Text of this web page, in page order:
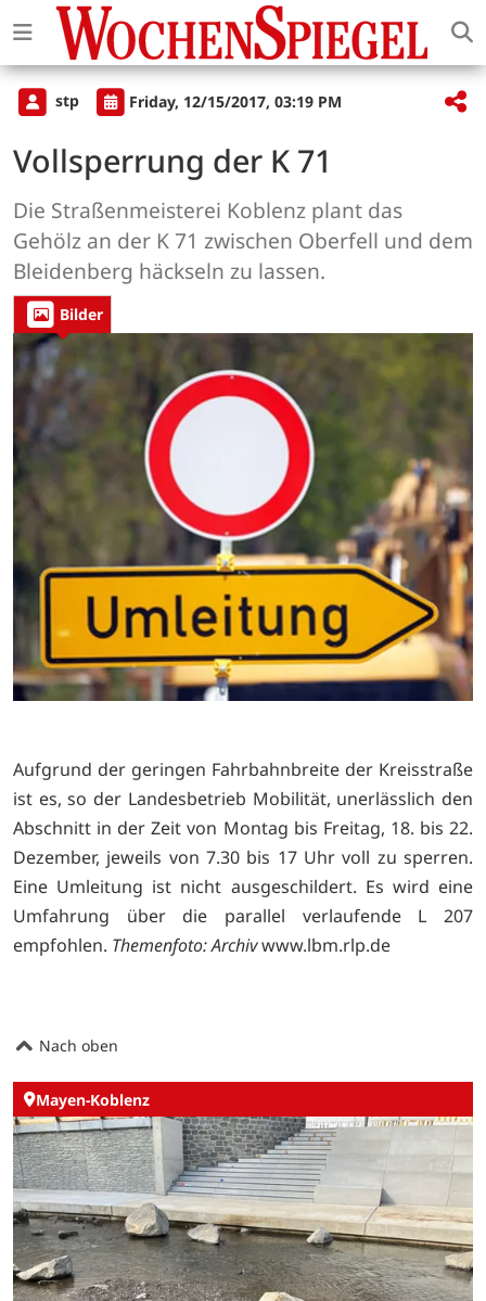
stp Friday, 12/15/2017, 03:19 PM
Vollsperrung der K 71
Die Straßenmeisterei Koblenz plant das
Gehölz an der K 71 zwischen Oberfell und dem
Bleidenberg häckseln zu lassen.
Bilder
Aufgrund der geringen Fahrbahnbreite der Kreisstraße
ist es, so der Landesbetrieb Mobilität, unerlässlich den
Abschnitt in der Zeit von Montag bis Freitag, 18. bis 22.
Dezember, jeweils von 7.30 bis 17 Uhr voll zu sperren.
Eine Umleitung ist nicht ausgeschildert. Es wird eine
Umfahrung über die parallel verlaufende L 207
empfohlen. Themenfoto: Archivwww.lbm.rlp.de
Nach oben
Mayen-Koblenz